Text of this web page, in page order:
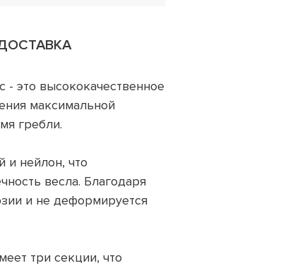
- это высококачественное
максимальной
гребли.
и нейлон, что
весла. Благодаря
и не деформируется
три секции, что